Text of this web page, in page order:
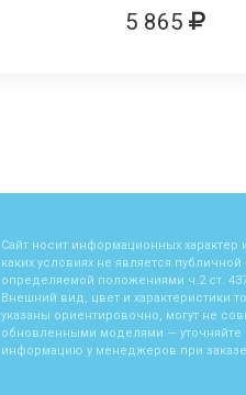
5 865
Сайт носит информационных характер
каких условиях не является
определяемой положениями ч.2 ст.
Внешний вид, цвет и характеристики
указаны ориентировочно, могут не
обновленными моделями — уточняйте
информацию у менеджеров при